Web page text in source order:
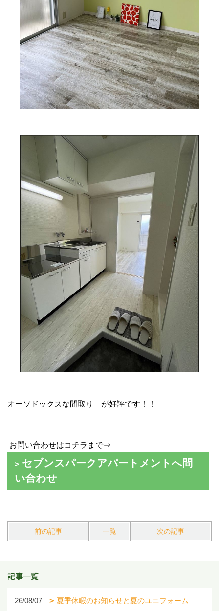
オーソドックスな間取り が好評です！！
お問い合わせはコチラまで⇒
セブンスパークアパートメントへ問
い合わせ
前の記事 一覧 次の記事
記事一覧
26/08/07 夏季休暇のお知らせと夏のユニフォーム